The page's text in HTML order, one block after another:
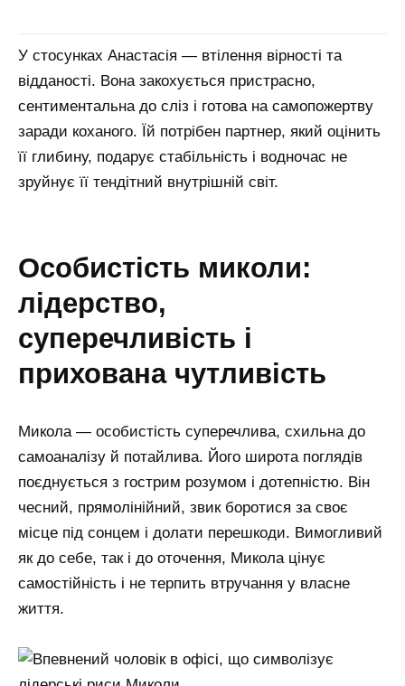
У стосунках Анастасія — втілення вірності та
відданості. Вона закохується пристрасно,
сентиментальна до сліз і готова на самопожертву
заради коханого. Їй потрібен партнер, який оцінить
її глибину, подарує стабільність і водночас не
зруйнує її тендітний внутрішній світ.
особистість миколи:
лідерство,
суперечливість і
прихована чутливість
Микола — особистість суперечлива, схильна до
самоаналізу й потайлива. Його широта поглядів
поєднується з гострим розумом і дотепністю. Він
чесний, прямолінійний, звик боротися за своє
місце під сонцем і долати перешкоди. Вимогливий
як до себе, так і до оточення, Микола цінує
самостійність і не терпить втручання у власне
життя.